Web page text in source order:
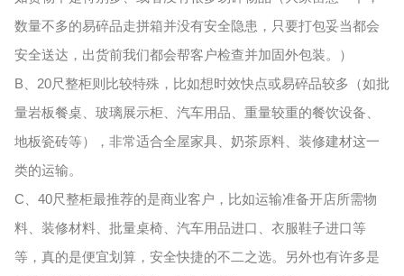
数量不多的易碎品走拼箱并没有安全隐患，只要打包妥当都会
安全送达，出货前我们都会帮客户检查并加固外包装。）
B、20尺整柜则比较特殊，比如想时效快点或易碎品较多（如批
量岩板餐桌、玻璃展示柜、汽车用品、重量较重的餐饮设备、
地板瓷砖等），非常适合全屋家具、奶茶原料、装修建材这一
类的运输。
C、40尺整柜最推荐的是商业客户，比如运输准备开店所需物
料、装修材料、批量桌椅、汽车用品进口、衣服鞋子进口等
等，真的是便宜划算，安全快捷的不二之选。另外也有许多是